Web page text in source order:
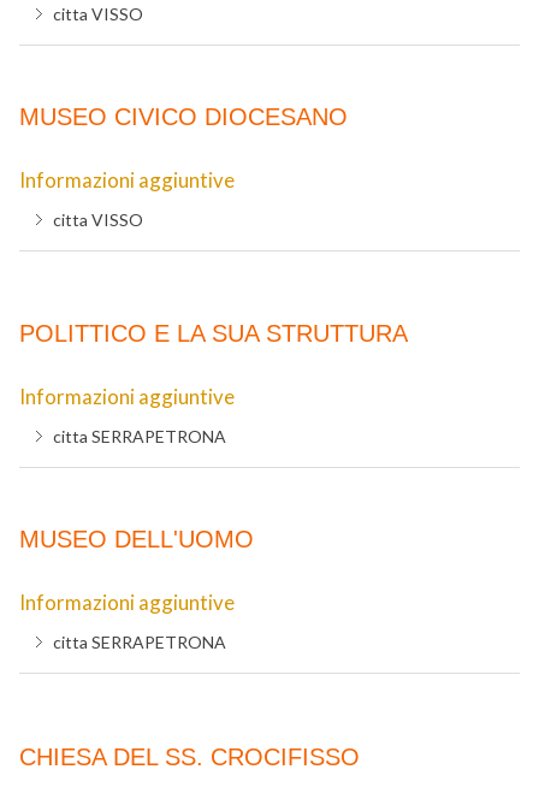
citta VISSO
MUSEO CIVICO DIOCESANO
Informazioni aggiuntive
citta VISSO
POLITTICO E LA SUA STRUTTURA
Informazioni aggiuntive
citta SERRAPETRONA
MUSEO DELL'UOMO
Informazioni aggiuntive
citta SERRAPETRONA
CHIESA DEL SS. CROCIFISSO